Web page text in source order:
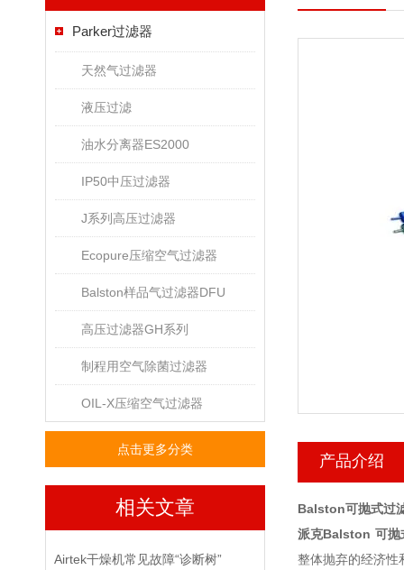
Parker过滤器
天然气过滤器
液压过滤
油水分离器ES2000
IP50中压过滤器
J系列高压过滤器
Ecopure压缩空气过滤器
Balston样品气过滤器DFU
高压过滤器GH系列
制程用空气除菌过滤器
OIL-X压缩空气过滤器
点击更多分类
相关文章
Airtek干燥机常见故障“诊断树”
产品介绍
Balston可抛式过
派克Balston 可抛
整体抛弃的经济性